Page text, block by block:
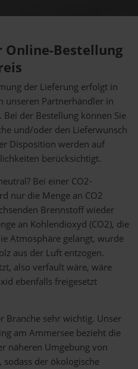
Online-Bestellung
der Lieferung erfolgt in
unseren Partnerhändler in
der Bestellung können Sie
und/oder den Lieferwunsch
Disposition werden auf
berücksichtigt.
Bei einer CO2-
nur die Menge an CO2
Brennstoff wieder
an Kohlendioxyd (CO2), die
Atmosphäre gelangt, wurde
aus der Luft entzogen.
also verfault wäre, wäre
ebenfalls freigesetzt
Branche sehr wichtig. Unser
am Ammersee bezieht die
näheren Umgebung von
der ökologische